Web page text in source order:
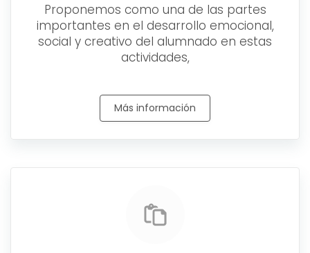
Proponemos como una de las partes
importantes en el desarrollo emocional,
social y creativo del alumnado en estas
actividades,
Más información